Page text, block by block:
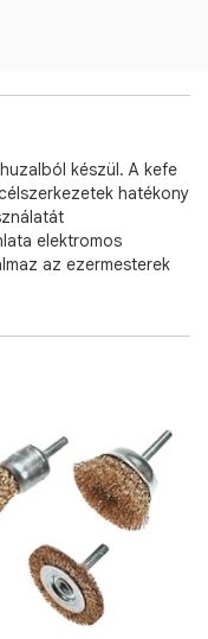
készül. A kefe
hatékony
elektromos
az ezermesterek